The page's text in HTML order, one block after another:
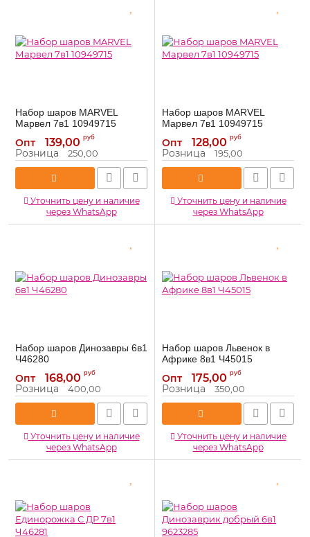
Набор шаров MARVEL
Марвел 7в1 10949715
Артикул: 10949715
Опт 139,00 руб
Розница 250,00
Уточнить цену и наличие
через WhatsApp
Набор шаров MARVEL
Марвел 7в1 10949715
Артикул: 10949715
Опт 128,00 руб
Розница 195,00
Уточнить цену и наличие
через WhatsApp
Набор шаров Динозавры 6в1
Ч46280
Артикул: Ч46280
Опт 168,00 руб
Розница 400,00
Уточнить цену и наличие
через WhatsApp
Набор шаров Львенок в
Африке 8в1 Ч45015
Артикул: Ч45015
Опт 175,00 руб
Розница 350,00
Уточнить цену и наличие
через WhatsApp